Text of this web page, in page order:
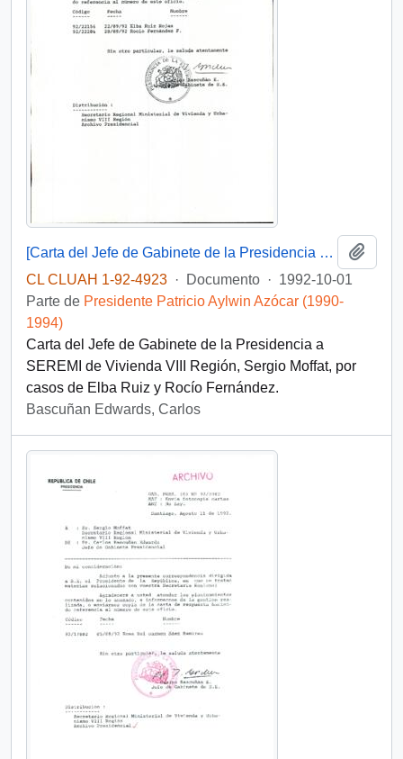
[Carta del Jefe de Gabinete de la Presidencia a SEREMI de Vivienda VIII Región]
CL CLUAH 1-92-4923 · Documento · 1992-10-01
Parte de Presidente Patricio Aylwin Azócar (1990-
1994)
Carta del Jefe de Gabinete de la Presidencia a
SEREMI de Vivienda VIII Región, Sergio Moffat, por
casos de Elba Ruiz y Rocío Fernández.
Bascuñan Edwards, Carlos